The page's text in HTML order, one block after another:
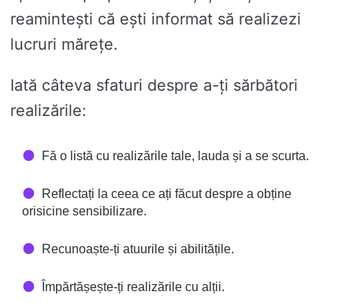
reamintești că ești informat să realizezi
lucruri mărețe.
Iată câteva sfaturi despre a-ți sărbători
realizările:
Fă o listă cu realizările tale, lauda și a se scurta.
Reflectați la ceea ce ați făcut despre a obține
orisicine sensibilizare.
Recunoaște-ți atuurile și abilitățile.
Împărtășește-ți realizările cu alții.